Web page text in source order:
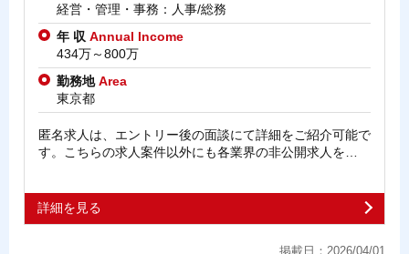
経営・管理・事務：人事/総務
年 収 Annual Income
434万～800万
勤務地Area
東京都
匿名求人は、エントリー後の面談にて詳細をご紹介可能で
す。こちらの求人案件以外にも各業界の非公開求人を…
詳細を見る
掲載日：2026/04/01